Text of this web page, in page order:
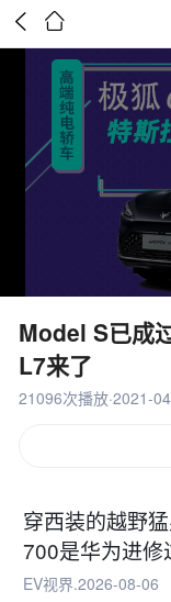
 
Model S已成
L7来了
21096次播放·2021-
穿西装的越野
700是华为进修
EV视界.2026-08-06